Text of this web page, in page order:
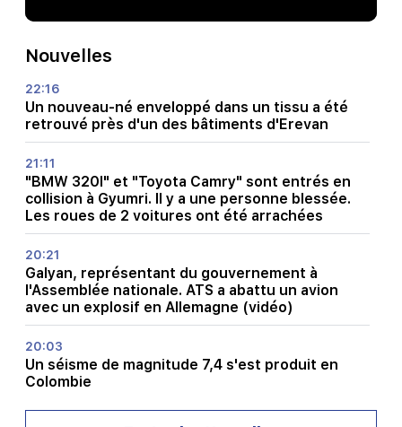
Nouvelles
22:16
Un nouveau-né enveloppé dans un tissu a été
retrouvé près d'un des bâtiments d'Erevan
21:11
"BMW 320I" et "Toyota Camry" sont entrés en
collision à Gyumri. Il y a une personne blessée.
Les roues de 2 voitures ont été arrachées
20:21
Galyan, représentant du gouvernement à
l'Assemblée nationale. ATS a abattu un avion
avec un explosif en Allemagne (vidéo)
20:03
Un séisme de magnitude 7,4 s'est produit en
Colombie